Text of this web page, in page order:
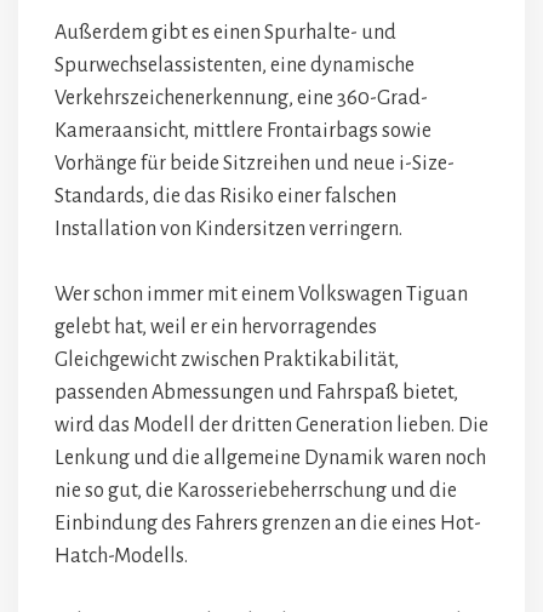
Außerdem gibt es einen Spurhalte- und
Spurwechselassistenten, eine dynamische
Verkehrszeichenerkennung, eine 360-Grad-
Kameraansicht, mittlere Frontairbags sowie
Vorhänge für beide Sitzreihen und neue i-Size-
Standards, die das Risiko einer falschen
Installation von Kindersitzen verringern.
Wer schon immer mit einem Volkswagen Tiguan
gelebt hat, weil er ein hervorragendes
Gleichgewicht zwischen Praktikabilität,
passenden Abmessungen und Fahrspaß bietet,
wird das Modell der dritten Generation lieben. Die
Lenkung und die allgemeine Dynamik waren noch
nie so gut, die Karosseriebeherrschung und die
Einbindung des Fahrers grenzen an die eines Hot-
Hatch-Modells.